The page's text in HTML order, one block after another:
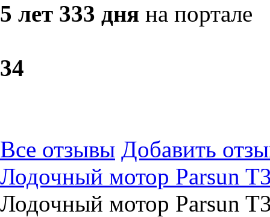
5 лет 333 дня на портале
34
Все отзывы Добавить
Лодочный мотор Parsun
Лодочный мотор Parsun